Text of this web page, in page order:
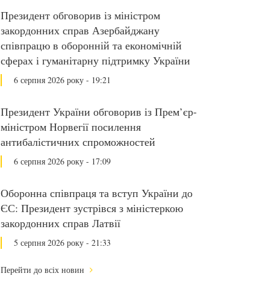
Президент обговорив із міністром
закордонних справ Азербайджану
співпрацю в оборонній та економічній
сферах і гуманітарну підтримку України
6 серпня 2026 року - 19:21
Президент України обговорив із Прем’єр-
міністром Норвегії посилення
антибалістичних спроможностей
6 серпня 2026 року - 17:09
Оборонна співпраця та вступ України до
ЄС: Президент зустрівся з міністеркою
закордонних справ Латвії
5 серпня 2026 року - 21:33
Перейти до всіх новин